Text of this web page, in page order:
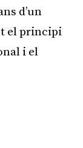
d’un
el principi
i el